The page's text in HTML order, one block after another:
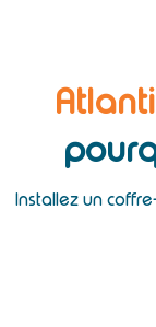
Installez un